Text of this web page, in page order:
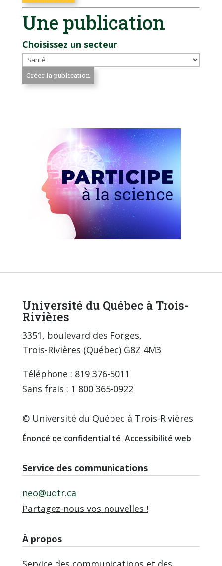
Une publication
Choisissez un secteur
Université du Québec à Trois-
Rivières
3351, boulevard des Forges,
Trois-Rivières (Québec) G8Z 4M3
Téléphone : 819 376-5011
Sans frais : 1 800 365-0922
© Université du Québec à Trois-Rivières
Énoncé de confidentialité Accessibilité web
Service des communications
neo@uqtr.ca
Partagez-nous vos nouvelles !
À propos
Service des communications et des